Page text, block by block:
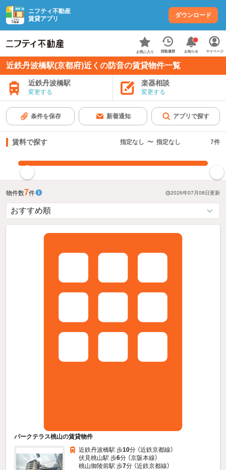
ニフティ不動産
賃貸アプリ
ダウンロード
お気に入り 閲覧履歴 お知らせ マイページ
近鉄丹波橋駅(京都府)近くの防音の賃貸物件一覧
近鉄丹波橋駅
変更する
楽器相談
変更する
条件を保存 新着通知 アプリで探す
賃料で探す 指定なし 〜 指定なし 7件
物件数7件 2026年07月08日更新
パークテラス桃山の賃貸物件
近鉄丹波橋駅 歩10分 （近鉄京都線）
伏見桃山駅 歩6分 （京阪本線）
桃山御陵前駅 歩7分 （近鉄京都線）